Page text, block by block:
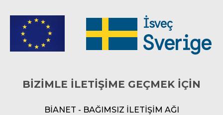
BİZİMLE İLETİŞİME GEÇMEK İÇİN
BİANET - BAĞIMSIZ İLETİŞİM AĞI